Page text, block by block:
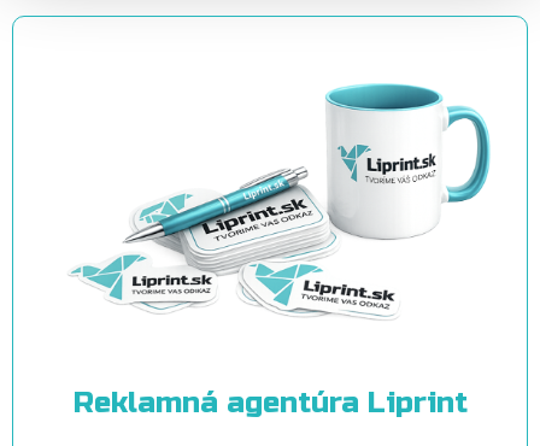
Reklamná agentúra Liprint